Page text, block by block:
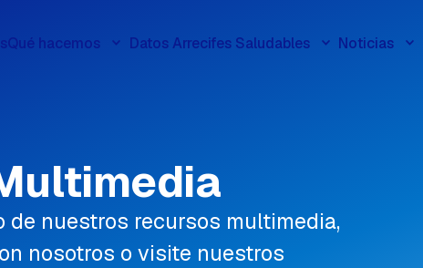
Qué hacemos Datos Arrecifes Saludables Noticias
de nuestros recursos multimedia,
nosotros o visite nuestros